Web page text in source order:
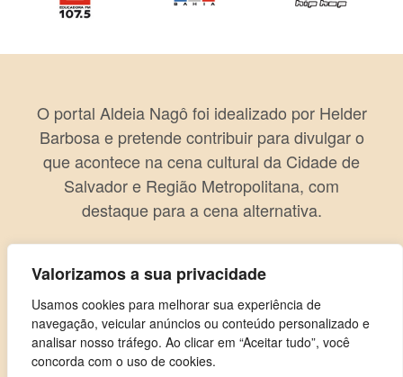
Valorizamos a sua privacidade
Usamos cookies para melhorar sua experiência de
navegação, veicular anúncios ou conteúdo personalizado e
analisar nosso tráfego. Ao clicar em “Aceitar tudo”, você
concorda com o uso de cookies.
O portal Aldeia Nagô foi idealizado por Helder
Barbosa e pretende contribuir para divulgar o
que acontece na cena cultural da Cidade de
Salvador e Região Metropolitana, com
destaque para a cena alternativa.